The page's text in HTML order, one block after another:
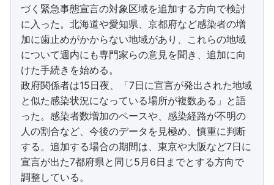
づく緊急事態宣言の対象区域を追加する方向で検討
に入った。北海道や愛知県、京都府など感染者の増
加に歯止めがかからない地域があり、これらの地域
について週内にも専門家らの意見を聞き、追加に向
けた手続きを始める。
政府関係者は15日夜、「7日に宣言が発出された地域
と似た感染状況になっている場所が複数ある」と語
った。感染者数増加のペースや、感染経路が不明の
人の割合など、今後のデータを見極め、慎重に判断
する。追加する場合の期間は、東京や大阪など7日に
宣言が出た7都府県と同じ5月6日までとする方向で
調整している。